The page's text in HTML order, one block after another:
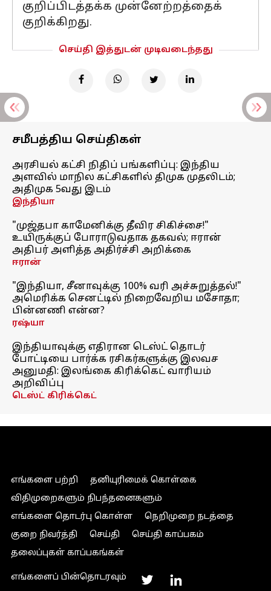
குறிப்பிடத்தக்க முன்னேற்றத்தைக்
குறிக்கிறது.
செய்தி இத்துடன் முடிவடைந்தது
சமீபத்திய செய்திகள்
அரசியல் கட்சி நிதிப் பங்களிப்பு: இந்திய
அளவில் மாநில கட்சிகளில் திமுக முதலிடம்;
அதிமுக 5வது இடம்
இந்தியா
"முஜ்தபா காமேனிக்கு தீவிர சிகிச்சை!"
உயிருக்குப் போராடுவதாக தகவல்; ஈரான்
அதிபர் அளித்த அதிர்ச்சி அறிக்கை
ஈரான்
"இந்தியா, சீனாவுக்கு 100% வரி அச்சுறுத்தல்!"
அமெரிக்க செனட்டில் நிறைவேறிய மசோதா;
பின்னணி என்ன?
ரஷ்யா
இந்தியாவுக்கு எதிரான டெஸ்ட் தொடர்
போட்டியை பார்க்க ரசிகர்களுக்கு இலவச
அனுமதி: இலங்கை கிரிக்கெட் வாரியம்
அறிவிப்பு
டெஸ்ட் கிரிக்கெட்
எங்களை பற்றி
தனியுரிமைக் கொள்கை
விதிமுறைகளும் நிபந்தனைகளும்
எங்களை தொடர்பு கொள்ள
நெறிமுறை நடத்தை
குறை நிவர்த்தி
செய்தி
செய்தி காப்பகம்
தலைப்புகள் காப்பகங்கள்
எங்களைப் பின்தொடரவும்